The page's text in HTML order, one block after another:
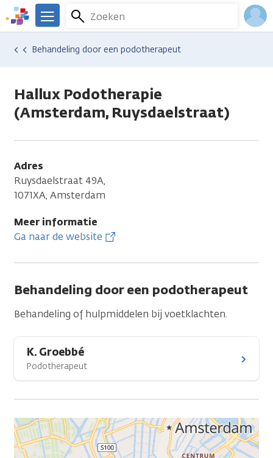
Overslaan
en
naar
We
er
Kanker.nl
Zoeken
Menu
Hulp en ondersteuning
Vind hulp bij kanker
Energie en bewegen
Sport en bewegen
Behandeling door een podotherapeut
Hallux Podotherapie
(Amsterdam, Ruysdaelstraat)
Adres
Ruysdaelstraat 49A,
1071XA, Amsterdam
Meer informatie
Ga naar de website
Behandeling door een podotherapeut
Behandeling of hulpmiddelen bij voetklachten.
K. Groebbé
Podotherapeut